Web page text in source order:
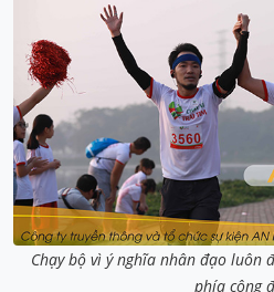
Chạy bộ vì ý nghĩa nhân đạo
phía cộng